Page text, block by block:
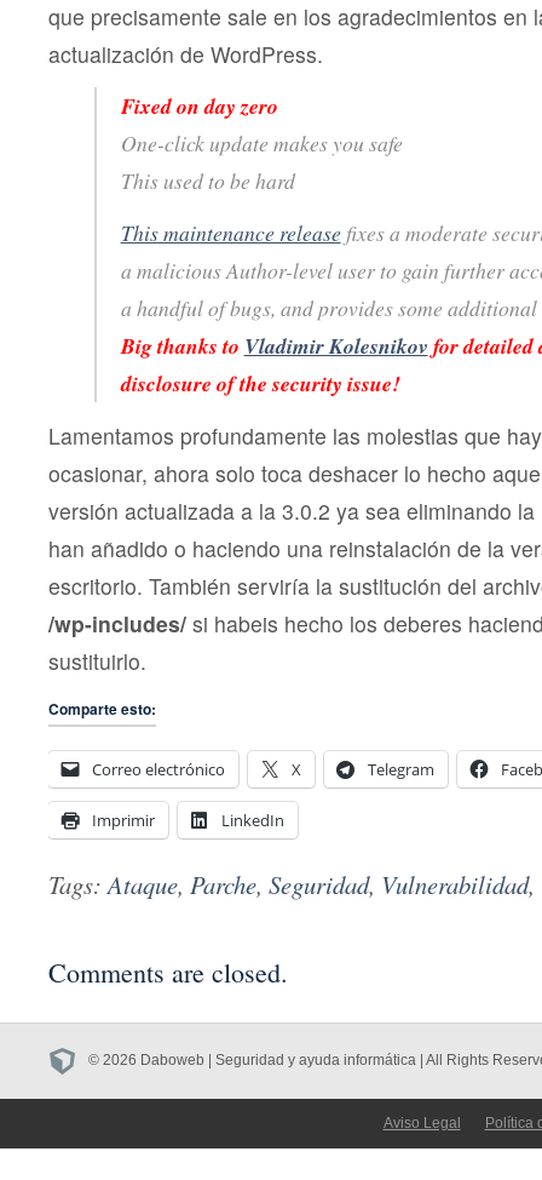
que precisamente sale en los agradecimientos en
actualización de WordPress.
Fixed on day zero
One-click update makes you safe
This used to be hard
This maintenance releasefixes a moderate
a malicious Author-level user to gain further
a handful of bugs, and provides some
Big thanks to Vladimir Kolesnikov for detailed
disclosure of the security issue!
Lamentamos profundamente las molestias que
ocasionar, ahora solo toca deshacer lo hecho
versión actualizada a la 3.0.2 ya sea eliminando
han añadido o haciendo una reinstalación de la
escritorio. También serviría la sustitución del
/wp-includes/ si habeis hecho los deberes
sustituirlo.
Comparte esto:
Correo electrónico X Telegram
Imprimir LinkedIn
Tags:Ataque, Parche, Seguridad, Vulnerabilidad,
Comments are closed.
© 2026 Daboweb | Seguridad y ayuda informática | All Rights
Aviso Legal Política